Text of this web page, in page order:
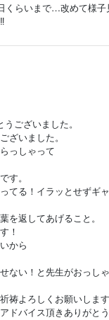
くらいまで…改めて様子
ございました。
ざいました。
っしゃって
す。
てる！イラッとせずギ
を返してあげること。
！
から
ない！と先生がおっし
祷よろしくお願いします
ドバイス頂きありがとう